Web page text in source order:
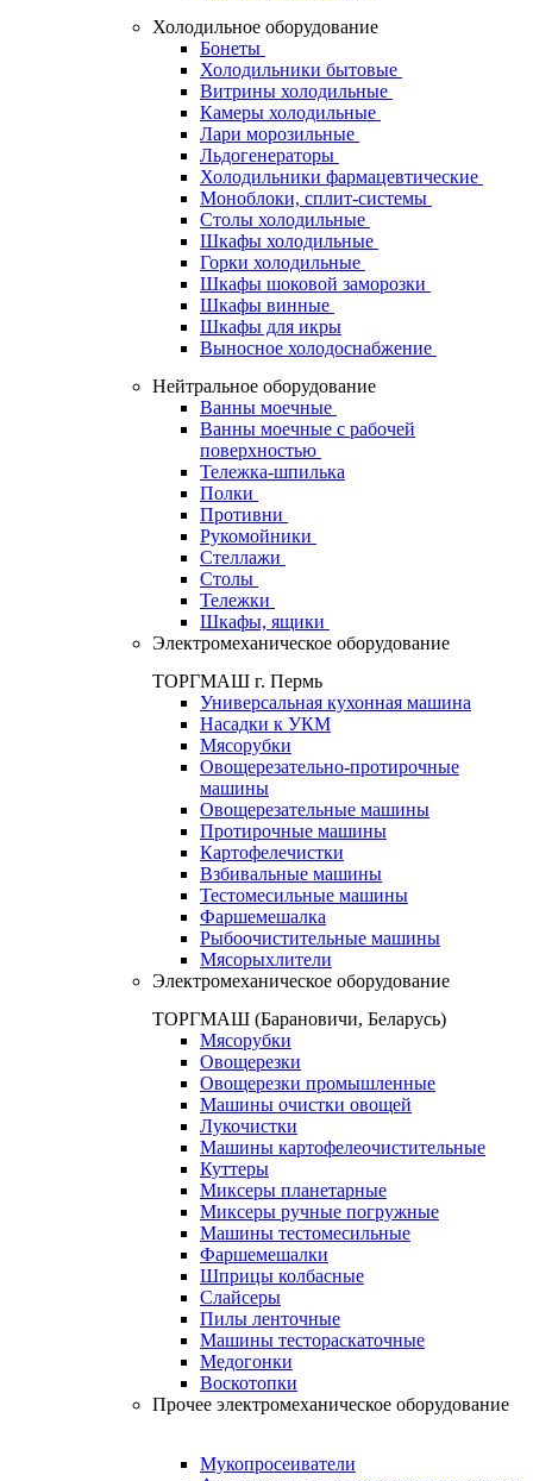
Холодильное оборудование
Бонеты
Холодильники бытовые
Витрины холодильные
Камеры холодильные
Лари морозильные
Льдогенераторы
Холодильники фармацевтические
Моноблоки, сплит-системы
Столы холодильные
Шкафы холодильные
Горки холодильные
Шкафы шоковой заморозки
Шкафы винные
Шкафы для икры
Выносное холодоснабжение
Нейтральное оборудование
Ванны моечные
Ванны моечные с рабочей
поверхностью
Тележка-шпилька
Полки
Противни
Рукомойники
Стеллажи
Столы
Тележки
Шкафы, ящики
Электромеханическое оборудование
ТОРГМАШ г. Пермь
Универсальная кухонная машина
Насадки к УКМ
Мясорубки
Овощерезательно-протирочные
машины
Овощерезательные машины
Протирочные машины
Картофелечистки
Взбивальные машины
Тестомесильные машины
Фаршемешалка
Рыбоочистительные машины
Мясорыхлители
Электромеханическое оборудование
ТОРГМАШ (Барановичи, Беларусь)
Мясорубки
Овощерезки
Овощерезки промышленные
Машины очистки овощей
Лукочистки
Машины картофелеочистительные
Куттеры
Миксеры планетарные
Миксеры ручные погружные
Машины тестомесильные
Фаршемешалки
Шприцы колбасные
Слайсеры
Пилы ленточные
Машины тестораскаточные
Медогонки
Воскотопки
Прочее электромеханическое оборудование
Мукопросеиватели